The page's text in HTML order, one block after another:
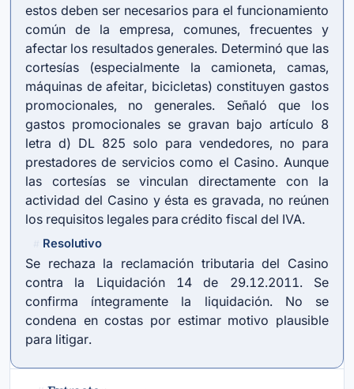
estos deben ser necesarios para el funcionamiento
común de la empresa, comunes, frecuentes y
afectar los resultados generales. Determinó que las
cortesías (especialmente la camioneta, camas,
máquinas de afeitar, bicicletas) constituyen gastos
promocionales, no generales. Señaló que los
gastos promocionales se gravan bajo artículo 8
letra d) DL 825 solo para vendedores, no para
prestadores de servicios como el Casino. Aunque
las cortesías se vinculan directamente con la
actividad del Casino y ésta es gravada, no reúnen
los requisitos legales para crédito fiscal del IVA.
Resolutivo
Se rechaza la reclamación tributaria del Casino
contra la Liquidación 14 de 29.12.2011. Se
confirma íntegramente la liquidación. No se
condena en costas por estimar motivo plausible
para litigar.